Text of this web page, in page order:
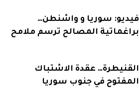
فيديو: سوريا و واشنطن…
براغماتية المصالح ترسم ملامح
القنيطرة… عقدة الاشتباك
المفتوح في جنوب سوريا